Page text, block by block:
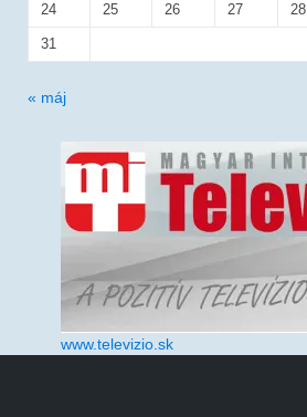
24 25 26 27 28
31
« máj
www.televizio.sk